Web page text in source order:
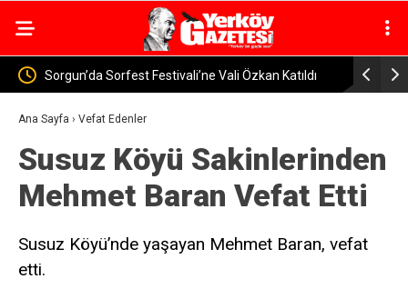
Özkan Katıldı Yozgat’ta Jandarma Baraj ve Göletlerde
Denetimi
Ana Sayfa › Vefat Edenler
Susuz Köyü Sakinlerinden
Mehmet Baran Vefat Etti
Susuz Köyü’nde yaşayan Mehmet Baran, vefat
etti.